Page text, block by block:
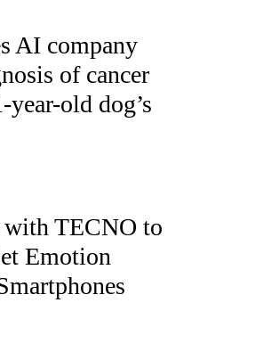
AI company
of cancer
old dog’s
with TECNO to
Emotion